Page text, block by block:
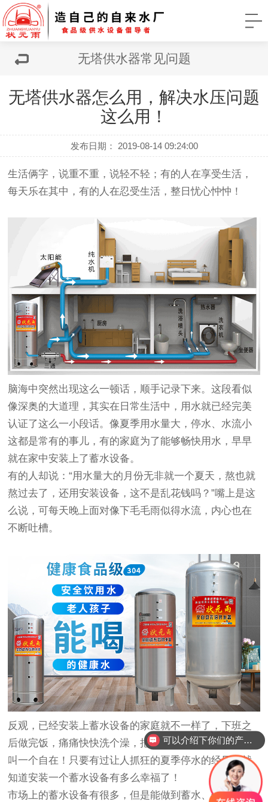
无塔供水器常见问题
无塔供水器怎么用，解决水压问题
这么用！
发布日期： 2019-08-14 09:24:00
生活俩字，说重不重，说轻不轻；有的人在享受生活，
每天乐在其中，有的人在忍受生活，整日忧心忡忡！
脑海中突然出现这么一顿话，顺手记录下来。这段看似
像深奥的大道理，其实在日常生活中，用水就已经完美
认证了这么一小段话。像夏季用水量大，停水、水流小
这都是常有的事儿，有的家庭为了能够畅快用水，早早
就在家中安装上了蓄水设备。
有的人却说：“用水量大的月份无非就一个夏天，熬也就
熬过去了，还用安装设备，这不是乱花钱吗？”嘴上是这
么说，可每天晚上面对像下毛毛雨似得水流，内心也在
不断吐槽。
反观，已经安装上蓄水设备的家庭就不一样了，下班之
后做完饭，痛痛快快洗个澡，把一天的疲惫都洗掉，那
叫一个自在！只要有过让人抓狂的夏季停水的经历，就
知道安装一个蓄水设备有多么幸福了！
市场上的蓄水设备有很多，但是能做到蓄水、供水、增
可以介绍下你们的产品么？